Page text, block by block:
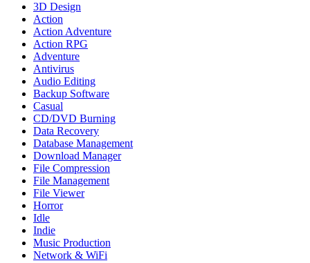
3D Design
Action
Action Adventure
Action RPG
Adventure
Antivirus
Audio Editing
Backup Software
Casual
CD/DVD Burning
Data Recovery
Database Management
Download Manager
File Compression
File Management
File Viewer
Horror
Idle
Indie
Music Production
Network & WiFi